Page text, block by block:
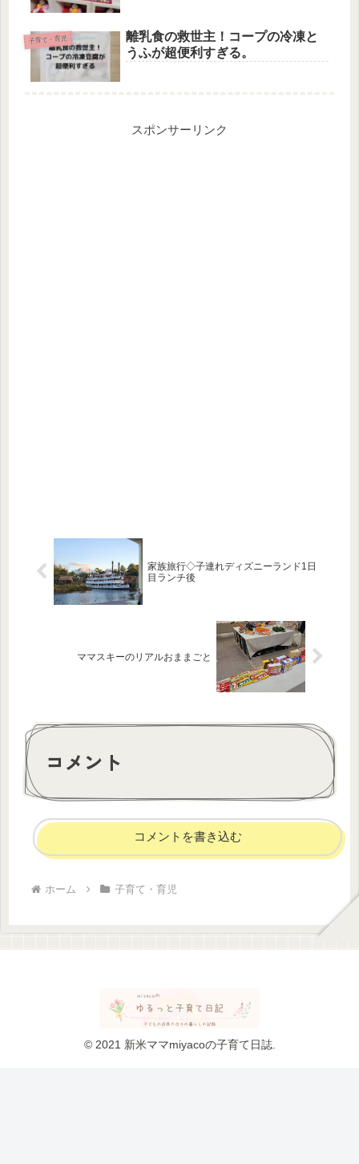
子育て・育児
離乳食の救世主！コープの冷凍と
うふが超便利すぎる。
スポンサーリンク
家族旅行◇子連れディズニーランド1日
目ランチ後
ママスキーのリアルおままごと
コメント
コメントを書き込む
ホーム 子育て・育児
© 2021 新米ママmiyacoの子育て日誌.